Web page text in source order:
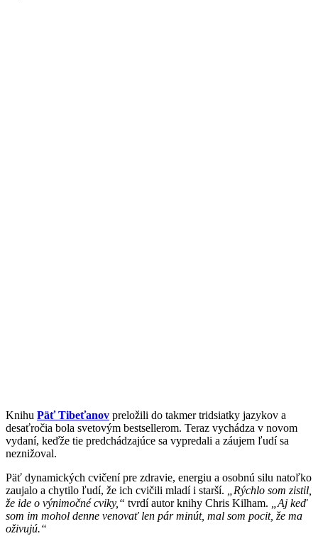
Knihu Päť Tibeťanov preložili do takmer tridsiatky jazykov a
desaťročia bola svetovým bestsellerom. Teraz vychádza v novom
vydaní, keďže tie predchádzajúce sa vypredali a záujem ľudí sa
neznižoval.
Päť dynamických cvičení pre zdravie, energiu a osobnú silu natoľko
zaujalo a chytilo ľudí, že ich cvičili mladí i starší.
„Rýchlo som zistil,
že ide o výnimočné cviky,“ tvrdí autor knihy Chris Kilham.
„Aj keď
som im mohol denne venovať len pár minút, mal som pocit, že ma
oživujú.“